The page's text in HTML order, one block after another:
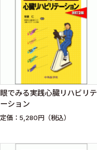
眼でみる実践心臓リハビリテ
ーション
定価：5,280円（税込）